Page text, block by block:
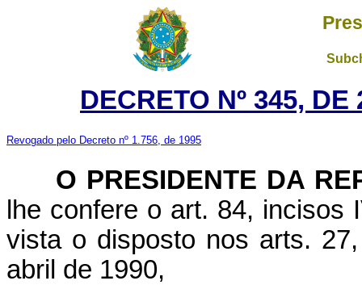
DECRETO Nº 345,
Revogado pelo Decreto nº 1.756, de 1995
O PRESIDENTE DA
lhe confere o art. 84,
vista o disposto nos arts.
abril de 1990,